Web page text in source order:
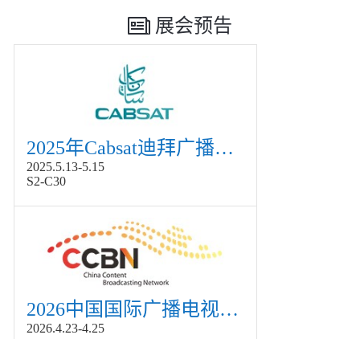
展会预告
2025年Cabsat迪拜广播电视展
2025.5.13-5.15
S2-C30
2026中国国际广播电视信息网络展览会展
2026.4.23-4.25